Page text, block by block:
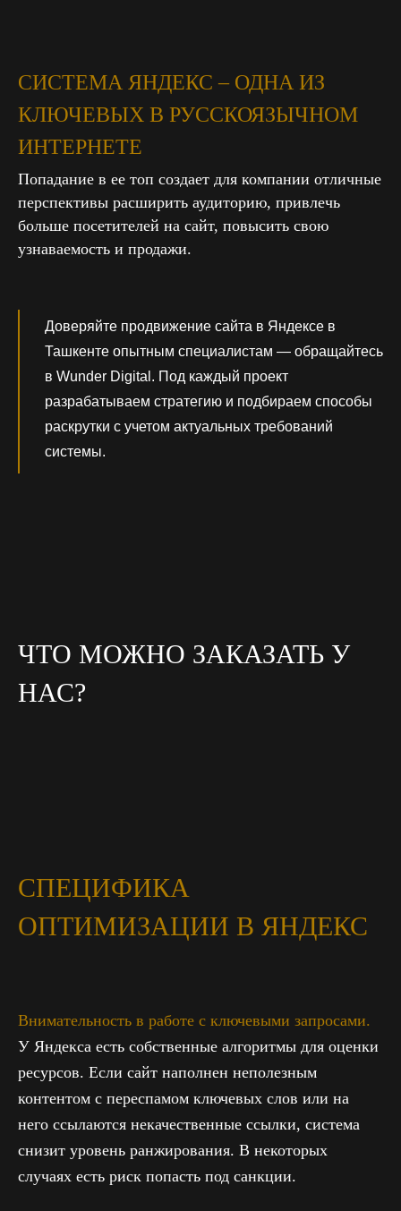
СИСТЕМА ЯНДЕКС – ОДНА ИЗ
КЛЮЧЕВЫХ В РУССКОЯЗЫЧНОМ
ИНТЕРНЕТЕ
Попадание в ее топ создает для компании отличные
перспективы расширить аудиторию, привлечь
больше посетителей на сайт, повысить свою
узнаваемость и продажи.
Доверяйте продвижение сайта в Яндексе в
Ташкенте опытным специалистам — обращайтесь
в Wunder Digital. Под каждый проект
разрабатываем стратегию и подбираем способы
раскрутки с учетом актуальных требований
системы.
ЧТО МОЖНО ЗАКАЗАТЬ У
НАС?
СПЕЦИФИКА
ОПТИМИЗАЦИИ В ЯНДЕКС
Внимательность в работе с ключевыми запросами.
У Яндекса есть собственные алгоритмы для оценки
ресурсов. Если сайт наполнен неполезным
контентом с переспамом ключевых слов или на
него ссылаются некачественные ссылки, система
снизит уровень ранжирования. В некоторых
случаях есть риск попасть под санкции.